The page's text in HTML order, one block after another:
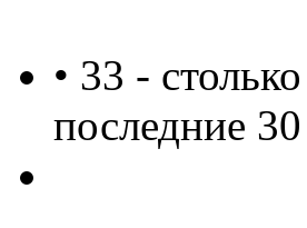
• 33 -
последние